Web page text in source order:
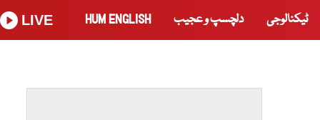
ٹیکنالوجی دلچسپ و عجیب HUM ENGLISH
LIVE